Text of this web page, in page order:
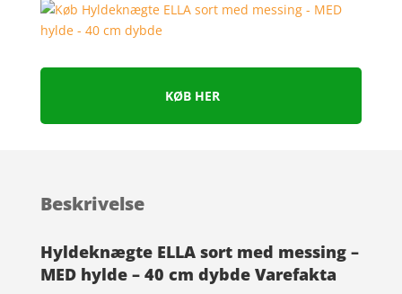
KØB HER
Beskrivelse
Hyldeknægte ELLA sort med messing –
MED hylde – 40 cm dybde Varefakta